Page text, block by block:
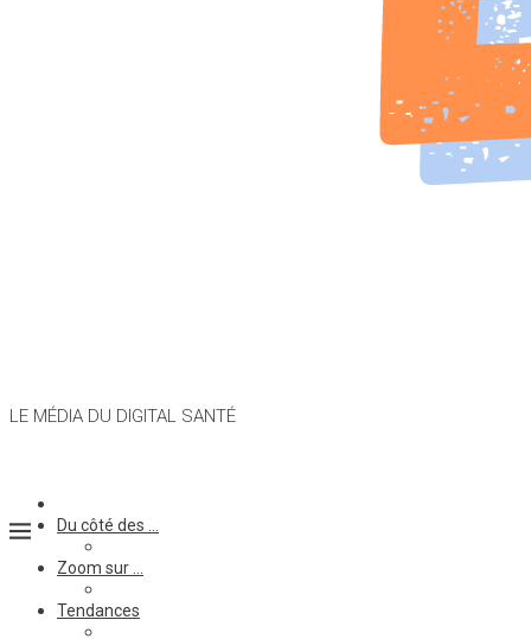
LE MÉDIA DU DIGITAL SANTÉ
Du côté des …
Zoom sur …
Tendances